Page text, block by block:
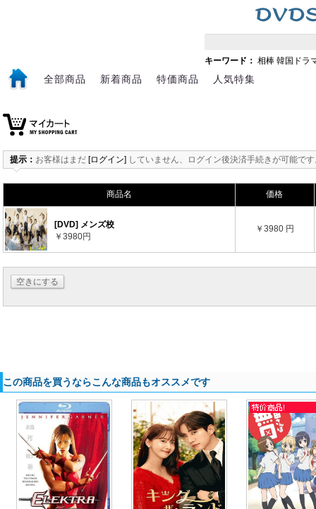
キーワード： 相棒 韓国ドラ
全部商品 新着商品 特価商品 人気特集
提示： お客様はまだ [ログイン] していません、ログイン後決済手続きが可能で
商品名 価格
[DVD] メンズ校
￥3980円
￥3980 円
空きにする
この商品を買うならこんな商品もオススメです